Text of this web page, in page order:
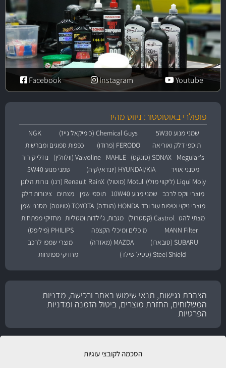
הסכמה לקובצי עוגיות
Youtube
Instagram
Facebook
פופולרי באוטוסטור: ניווט מהיר
שמני מנוע 5W30 Chemical Guys (כימיקאל גייז)
NGK
תוספי דלק ואוריאה
FERODO (פרודו)
כפפות ספוגים ומברשות
Meguiar's
SONAX (סונקס) MAHLE Valvoline (וולוולין)
נוזלי קירור
מסנני אוויר
HYUNDAI/KIA (יונדאי\קיה)
שמני מנוע 5W40
Liqui Moly (ליקווי מולי)
Motul (מוטול) RainX Renault (רנו)
נורות הלוגן
מוצרי ווקס לרכב
שמני מנוע 10W40 תוספי שמן מצתים
צינורות דלק
מוצרי ניקוי וטיפוח עור ובד HONDA (הונדה) TOYOTA (טויוטה)
מסנני שמן
מצתי להט Castrol (קסטרול) מגבות, ג'ילדות ומטליות מחזיקי מפתחות
MANN Filter
מיכלים ומיכלי הקצפה
PHILIPS (פיליפס)
SUBARU (סובארו)
MAZDA (מאזדה)
מוצרי שמפו לרכב
Steel Shield (סטיל שילד)
מחזיקי מפתחות
הצהרת נגישות, תנאי שימוש באתר ורכישה, מדניות
המשלוחים, החזרת מוצרים, ביטול הזמנה ומדניות
הפרטיות